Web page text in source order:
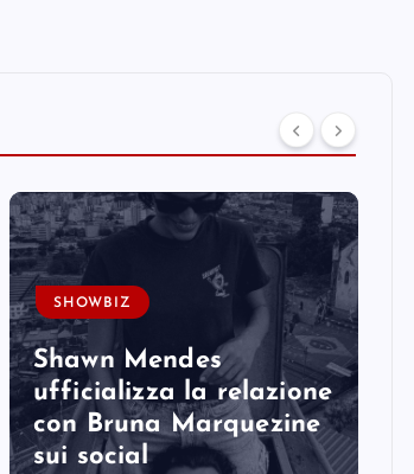
SHOWBIZ
Shawn Mendes
ufficializza la relazione
con Bruna Marquezine
sui social